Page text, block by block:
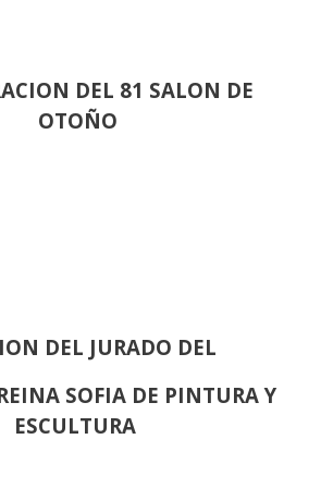
DEL 81 SALON DE
OTOÑO
DEL JURADO DEL
SOFIA DE PINTURA Y
ESCULTURA